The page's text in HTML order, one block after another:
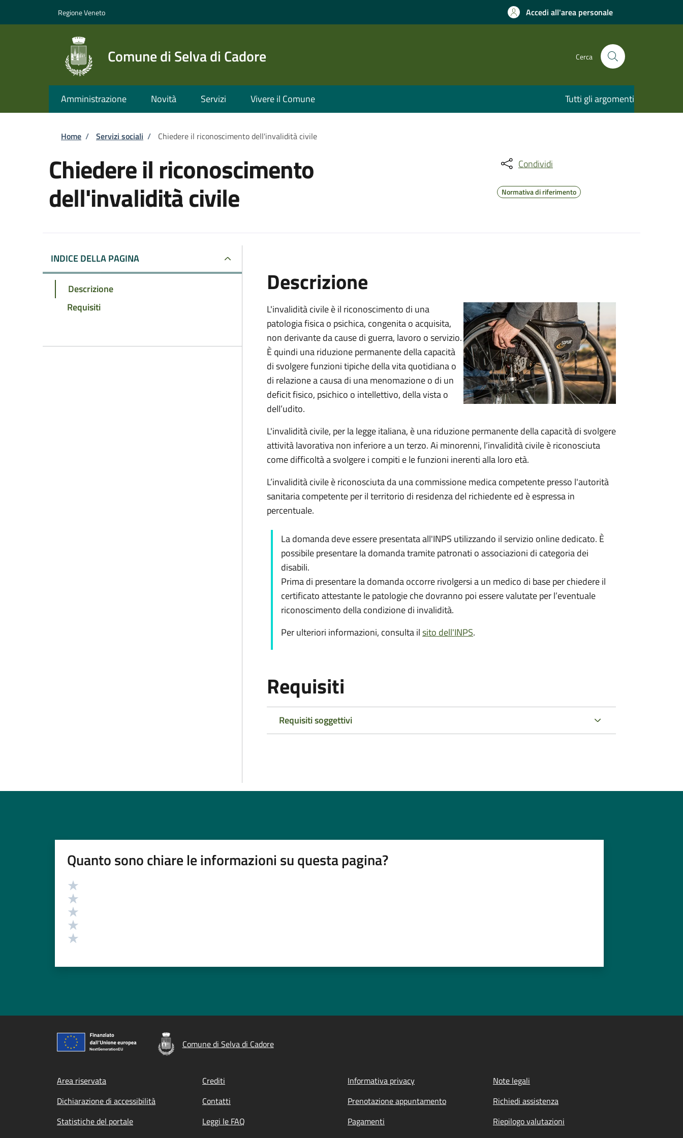
Regione Veneto Accedi all'area personale
Comune di Selva di Cadore Cerca
Amministrazione Novità Servizi Vivere il Comune Tutti gli argomenti
Briciole di pane
Home / Servizi sociali / Chiedere il riconoscimento dell'invalidità civile
Chiedere il riconoscimento
dell'invalidità civile
Condividi
Normativa di riferimento
INDICE DELLA PAGINA
Descrizione
Requisiti
Descrizione
L'invalidità civile è il riconoscimento di una
patologia fisica o psichica, congenita o acquisita,
non derivante da cause di guerra, lavoro o servizio.
Èquindi una riduzione permanente della capacità
disvolgere funzioni tipiche della vita quotidiana o
di relazione a causa di una menomazione o di un
deficit fisico, psichico o intellettivo, della vista o
dell’udito.
L'invalidità civile, per la legge italiana, è una riduzione permanente della capacità di svolgere
attività lavorativa non inferiore a un terzo. Ai minorenni, l’invalidità civile è riconosciuta
come difficoltà a svolgere i compiti e le funzioni inerenti alla loro età.
L’invalidità civile è riconosciuta da una commissione medica competente presso l'autorità
sanitaria competente per il territorio di residenza del richiedente ed è espressa in
percentuale.
La domanda deve essere presentata all'INPS utilizzando il servizio online dedicato. È
possibile presentare la domanda tramite patronati o associazioni di categoria dei
disabili.
Prima di presentare la domanda occorre rivolgersi a un medico di base per chiedere il
certificato attestante le patologie che dovranno poi essere valutate per l’eventuale
riconoscimento della condizione di invalidità.
Per ulteriori informazioni, consulta ilsito dell'INPS.
Requisiti
Requisiti soggettivi
Quanto sono chiare le informazioni su questa pagina?
Valutazione
Comune di Selva di Cadore
Footer menu
Area riservata Crediti Informativa privacy
Note legali
Dichiarazione di accessibilità
Contatti Prenotazione appuntamento
Richiedi assistenza
Statistiche del portale
Leggi le FAQ Pagamenti
Riepilogo valutazioni